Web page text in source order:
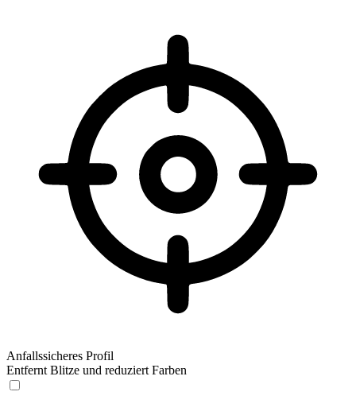
Anfallssicheres Profil
Entfernt Blitze und reduziert Farben